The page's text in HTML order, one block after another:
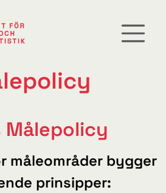
Målepolicy
måleområder bygger
prinsipper: